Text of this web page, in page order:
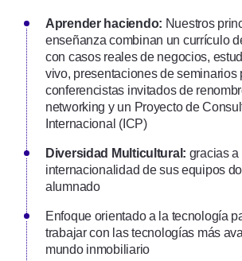
Aprender haciendo: Nuestros
enseñanza combinan un currículo
con casos reales de negocios,
vivo, presentaciones de seminarios
conferencistas invitados de
networking y un Proyecto de
Internacional (ICP)
Diversidad Multicultural: gracias a
internacionalidad de sus equipos
alumnado
Enfoque orientado a la tecnología
trabajar con las tecnologías más
mundo inmobiliario